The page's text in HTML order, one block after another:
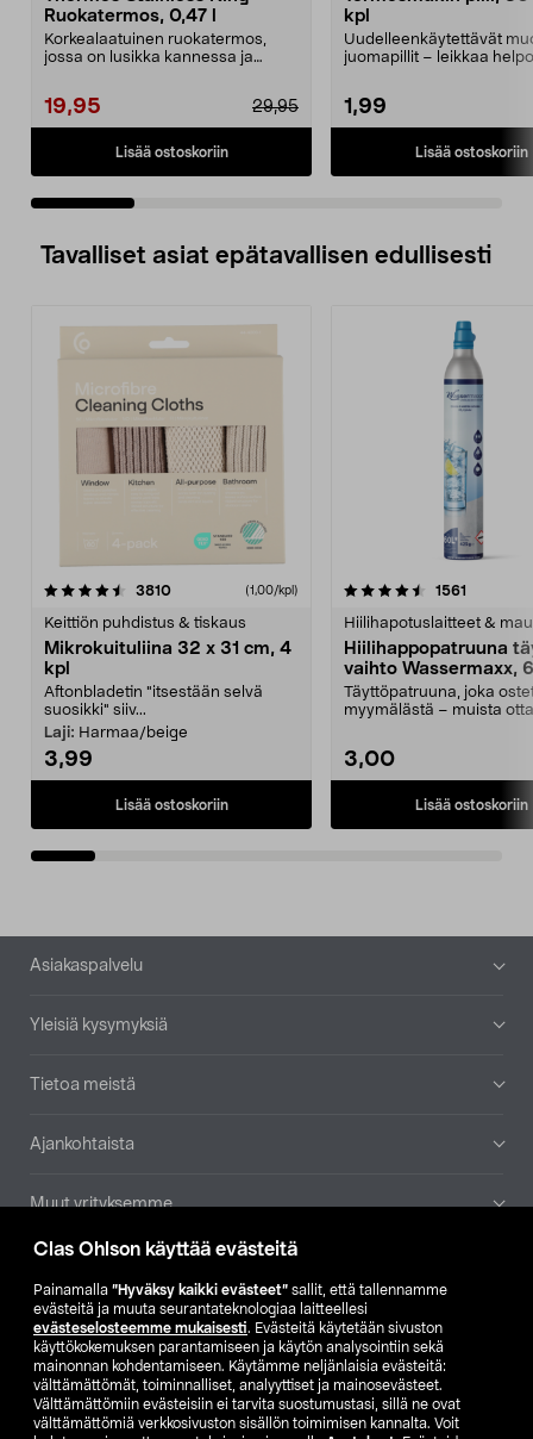
Clas Ohlson käyttää evästeitä
Painamalla ”Hyväksy kaikki evästeet” sallit, että tallennamme
evästeitä ja muuta seurantateknologiaa laitteellesi
evästeselosteemme mukaisesti. Evästeitä käytetään sivuston
käyttökokemuksen parantamiseen ja käytön analysointiin sekä
mainonnan kohdentamiseen. Käytämme neljänlaisia evästeitä:
välttämättömät, toiminnalliset, analyyttiset ja mainosevästeet.
Välttämättömiin evästeisiin ei tarvita suostumustasi, sillä ne ovat
välttämättömiä verkkosivuston sisällön toimimisen kannalta. Voit
Ruokatermos, 0,47 l
Korkealaatuinen ruokatermos,
jossa on lusikka kannessa ja
19,95 29,95
Lisää ostoskoriin
kpl
Uudelleenkäytettävät
juomapillit – leikkaa
1,99
Lisää ostoskoriin
Tavalliset asiat epätavallisen edullisesti
3810arvostelut (1,00/kpl)
Keittiön puhdistus & tiskaus
Mikrokuituliina 32 x 31 cm, 4
kpl
Aftonbladetin "itsestään selvä
suosikki" siiv...
Laji: Harmaa/beige
3,99
Lisää ostoskoriin
4.5viidestä
1561
Hiilihapotuslaitteet &
Hiilihappopatruuna
vaihto Wassermaxx,
Täyttöpatruuna, joka
myymälästä – muista
3,00
Lisää ostoskoriin
4.5viidestä
Alatunniste
Asiakaspalvelu
Yleisiä kysymyksiä
Tietoa meistä
Ajankohtaista
Muut yrityksemme
Etsi myymälä
SE NO FI
FI SV